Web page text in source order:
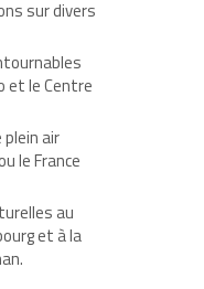
sur divers
et leCentre
air
le France
au
et à la